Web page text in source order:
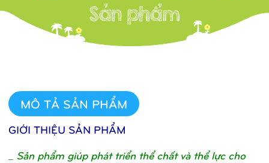
MÔ TẢ SẢN PHẨM
GIỚI THIỆU SẢN PHẨM
Sản phẩm giúp phát triển thể chất và thể lực cho